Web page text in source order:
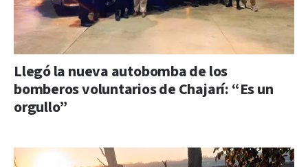
Llegó la nueva autobomba de los
bomberos voluntarios de Chajarí: “Es un
orgullo”